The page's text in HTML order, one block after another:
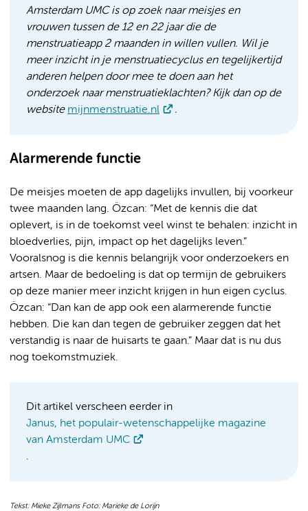
Amsterdam UMC is op zoek naar meisjes en
vrouwen tussen de 12 en 22 jaar die de
menstruatieapp 2 maanden in willen vullen. Wil je
meer inzicht in je menstruatiecyclusen tegelijkertijd
anderen helpen door mee te doen aan het
onderzoek naar menstruatieklachten? Kijk dan op de
website mijnmenstruatie.nl .
Alarmerende functie
De meisjes moeten de app dagelijks invullen, bij voorkeur
twee maanden lang. Özcan: “Met de kennis die dat
oplevert, is in de toekomst veel winst te behalen: inzicht in
bloedverlies, pijn, impact op het dagelijks leven.”
Vooralsnog is die kennis belangrijk voor onderzoekers en
artsen. Maar de bedoeling is dat op termijn de gebruikers
op deze manier meer inzicht krijgen in hun eigen cyclus.
Özcan: “Dan kan de app ook een alarmerende functie
hebben. Die kan dan tegen de gebruiker zeggen dat het
verstandig is naar de huisarts te gaan.” Maar dat is nu dus
nog toekomstmuziek.
Dit artikel verscheen eerder in
Janus, het populair-wetenschappelijke magazine
van Amsterdam UMC
.
Tekst: Mieke Zijlmans Foto: Marieke de Lorijn